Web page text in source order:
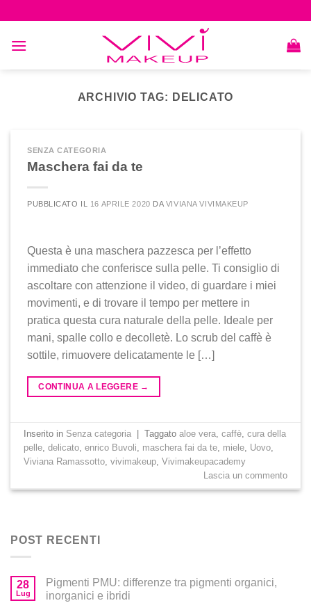
content
ARCHIVIO TAG: DELICATO
SENZA CATEGORIA
Maschera fai da te
PUBBLICATO IL 16 APRILE 2020 DA VIVIANA VIVIMAKEUP
Questa è una maschera pazzesca per l’effetto
immediato che conferisce sulla pelle. Ti consiglio di
ascoltare con attenzione il video, di guardare i miei
movimenti, e di trovare il tempo per mettere in
pratica questa cura naturale della pelle. Ideale per
mani, spalle collo e decolletè. Lo scrub del caffè è
sottile, rimuovere delicatamente le […]
CONTINUA A LEGGERE →
Inserito in Senza categoria Taggatoaloe vera ,caffè ,cura della
pelle ,delicato ,enrico Buvoli maschera fai da te miele Uovo
Viviana Ramassotto ,vivimakeup ,Vivimakeupacademy
Lascia un commento
POST RECENTI
28
Lug
Pigmenti PMU: differenze tra pigmenti organici,
inorganici e ibridi